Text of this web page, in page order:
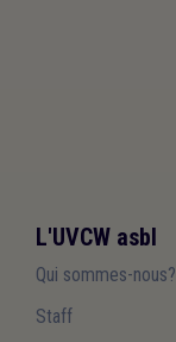
L'UVCW asbl
Qui sommes-nous?
Staff